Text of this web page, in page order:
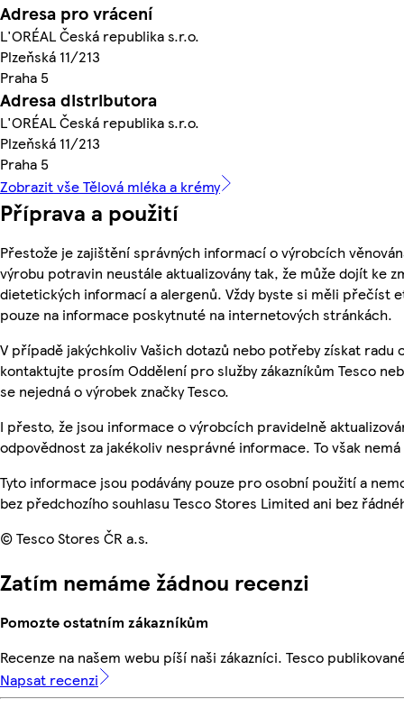
Adresa pro vrácení
L'ORÉAL Česká republika s.r.o.
Plzeňská 11/213
Praha 5
Adresa distributora
L'ORÉAL Česká republika s.r.o.
Plzeňská 11/213
Praha 5
Zobrazit vše Tělová mléka a krémy
Příprava a použití
Přestože je zajištění správných informací o výrobcích
výrobu potravin neustále aktualizovány tak, že může dojít ke
dietetických informací a alergenů. Vždy byste si měli přečíst
pouze na informace poskytnuté na internetových stránkách.
V případě jakýchkoliv Vašich dotazů nebo potřeby získat radu
kontaktujte prosím Oddělení pro služby zákazníkům Tesco
se nejedná o výrobek značky Tesco.
I přesto, že jsou informace o výrobcích pravidelně
odpovědnost za jakékoliv nesprávné informace. To však
Tyto informace jsou podávány pouze pro osobní použití a
bez předchozího souhlasu Tesco Stores Limited ani bez
© Tesco Stores ČR a.s.
Zatím nemáme žádnou recenzi
Pomozte ostatním zákazníkům
Recenze na našem webu píší naši zákazníci. Tesco
Napsat recenzi